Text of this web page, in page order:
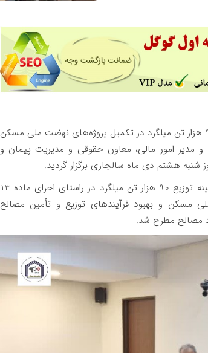
، جلسه نحوه توزیع 90 هزار تن میلگرد در تکمیل پروژه‌های نهضت ملی مسکن
امور مالی، معاون حقوقی و مدیریت پیمان و
هشتم دی ماه سالجاری برگزار گردید.
از مهمترین اهداف این نشست تصمیم سازی در تعیین نحوه بهینه توزیع 90 هزار تن میلگرد در راستای اجرای ماده 13
مسکن و بهبود فرآیندهای توزیع و تأمین مصالح
مصالح مطرح شد.